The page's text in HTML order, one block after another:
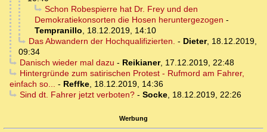
Schon Robespierre hat Dr. Frey und den
Demokratiekonsorten die Hosen heruntergezogen -
Tempranillo, 18.12.2019, 14:10
Das Abwandern der Hochqualifizierten. - Dieter, 18.12.2019,
09:34
Danisch wieder mal dazu - Reikianer, 17.12.2019, 22:48
Hintergründe zum satirischen Protest - Rufmord am Fahrer,
einfach so... - Reffke, 18.12.2019, 14:36
Sind dt. Fahrer jetzt verboten?- Socke, 18.12.2019, 22:26
Werbung